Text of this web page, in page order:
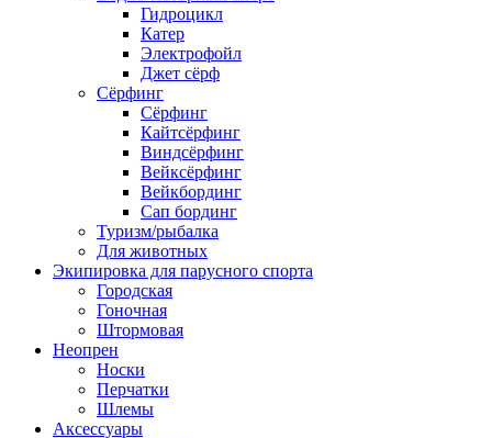
Гидроцикл
Катер
Электрофойл
Джет сёрф
Сёрфинг
Сёрфинг
Кайтсёрфинг
Виндсёрфинг
Вейксёрфинг
Вейкбординг
Сап бординг
Туризм/рыбалка
Для животных
Экипировка для парусного спорта
Городская
Гоночная
Штормовая
Неопрен
Носки
Перчатки
Шлемы
Аксессуары